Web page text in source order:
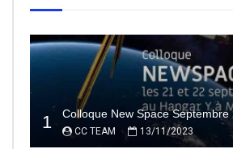
1 CC TEAM 13/11/2023